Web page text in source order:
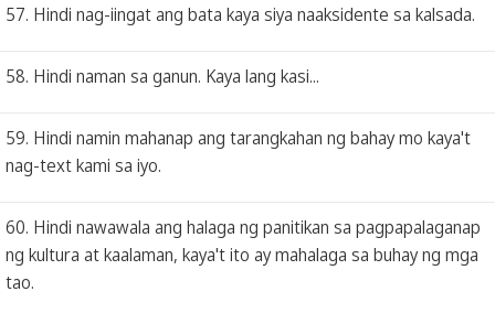
57. Hindi nag-iingat ang bata kaya siya naaksidente sa kalsada.
58. Hindi naman sa ganun. Kaya lang kasi...
59. Hindi namin mahanap ang tarangkahan ng bahay mo kaya't
nag-text kami sa iyo.
60. Hindi nawawala ang halaga ng panitikan sa pagpapalaganap
ng kultura at kaalaman, kaya't ito ay mahalaga sa buhay ng mga
tao.